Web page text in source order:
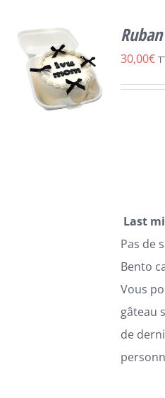
VARIATIONS.
PEUVENT
30,00€
Last
Pas de
Bento
Vous
gâteau
de